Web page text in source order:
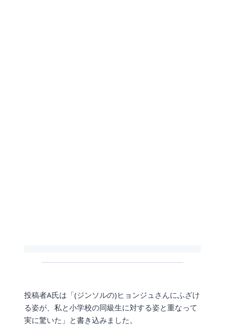
投稿者A氏は「(ジンソルの)ヒョンジュさんにふざけ
る姿が、私と小学校の同級生に対する姿と重なって
実に驚いた」と書き込みました。